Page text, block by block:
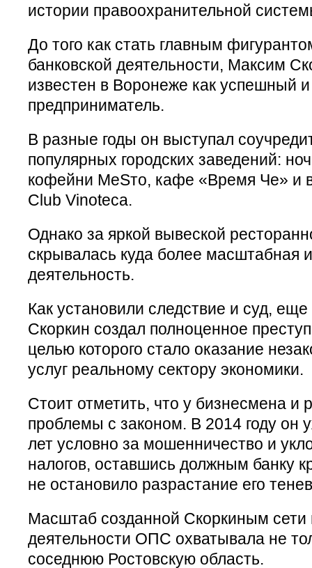
истории правоохранительной
До того как стать главным
банковской деятельности, Максим
известен в Воронеже как успешный
предприниматель.
В разные годы он выступал
популярных городских заведений:
кофейни MeSто, кафе «Время Че» и
Club Vinoteca.
Однако за яркой вывеской
скрывалась куда более масштабная
деятельность.
Как установили следствие и суд,
Скоркин создал полноценное
целью которого стало оказание
услуг реальному сектору экономики.
Стоит отметить, что у бизнесмена и
проблемы с законом. В 2014 году он
лет условно за мошенничество и
налогов, оставшись должным банку
не остановило разрастание его
Масштаб созданной Скоркиным сети
деятельности ОПС охватывала не
соседнюю Ростовскую область.